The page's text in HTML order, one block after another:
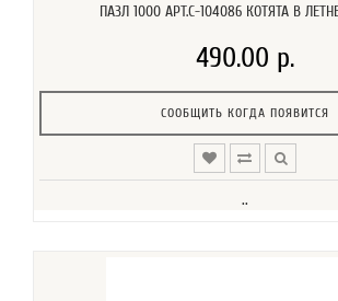
ПАЗЛ 1000 АРТ.C-104086 КОТЯТА В
490.00 р.
СООБЩИТЬ КОГДА ПОЯВИТСЯ
..